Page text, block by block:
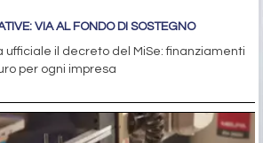
VIA AL FONDO DI SOSTEGNO
ufficiale il decreto del MiSe: finanziamenti
per ogni impresa